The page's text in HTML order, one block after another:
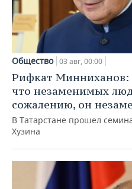
Общество 03 авг, 00:00
Рифкат Минниханов:
что незаменимых
сожалению, он
В Татарстане прошел
Хузина